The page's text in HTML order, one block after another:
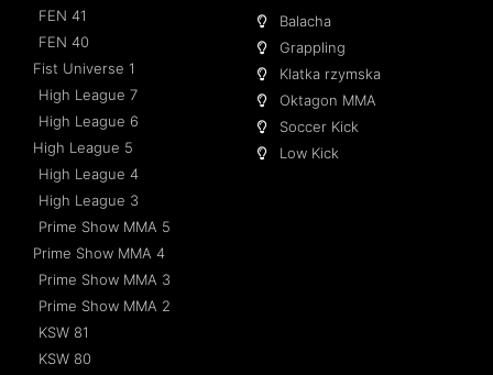
FEN 41
FEN 40
Fist Universe 1
High League 7
High League 6
High League 5
High League 4
High League 3
Prime Show MMA 5
Prime Show MMA 4
Prime Show MMA 3
Prime Show MMA 2
KSW 81
KSW 80
Balacha
Grappling
Klatka rzymska
Oktagon MMA
Soccer Kick
Low Kick